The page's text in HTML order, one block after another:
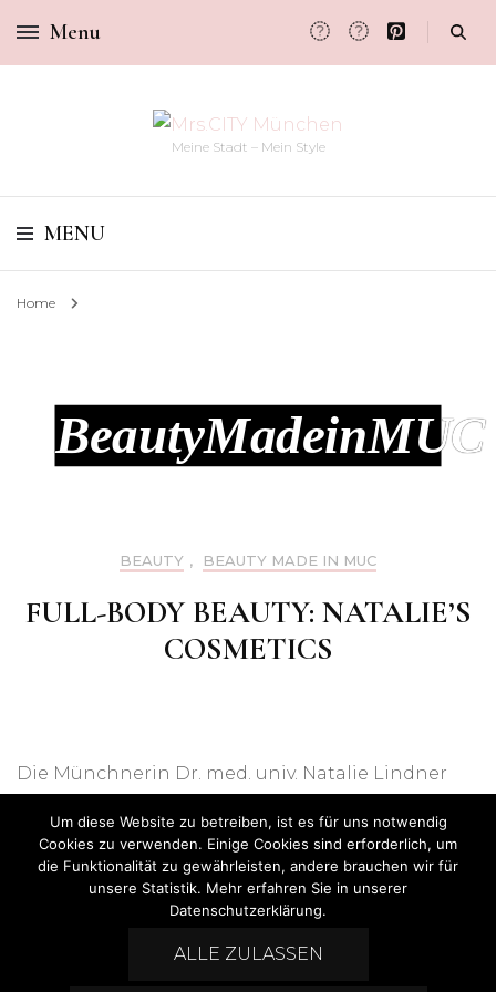
Menu
Meine Stadt – Mein Style
MENU
Home
BeautyMadeinMUC
BEAUTY , BEAUTY MADE IN MUC
FULL-BODY BEAUTY: NATALIE’S
COSMETICS
Die Münchnerin Dr. med. univ. Natalie Lindner
Hautprobleme am ganzen Körper löst…
Um diese Website zu betreiben, ist es für uns notwendig
Cookies zu verwenden. Einige Cookies sind erforderlich, um
die Funktionalität zu gewährleisten, andere brauchen wir für
unsere Statistik. Mehr erfahren Sie in unserer
Datenschutzerklärung.
ALLE ZULASSEN